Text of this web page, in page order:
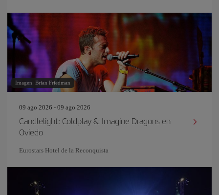
Imagen: Brian Friedman
09 ago 2026 - 09 ago 2026
Candlelight: Coldplay & Imagine Dragons en
Oviedo
Eurostars Hotel de la Reconquista